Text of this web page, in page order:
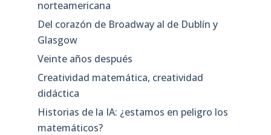
norteamericana
Del corazón de Broadway al de Dublín y
Glasgow
Veinte años después
Creatividad matemática, creatividad
didáctica
Historias de la IA: ¿estamos en peligro los
matemáticos?